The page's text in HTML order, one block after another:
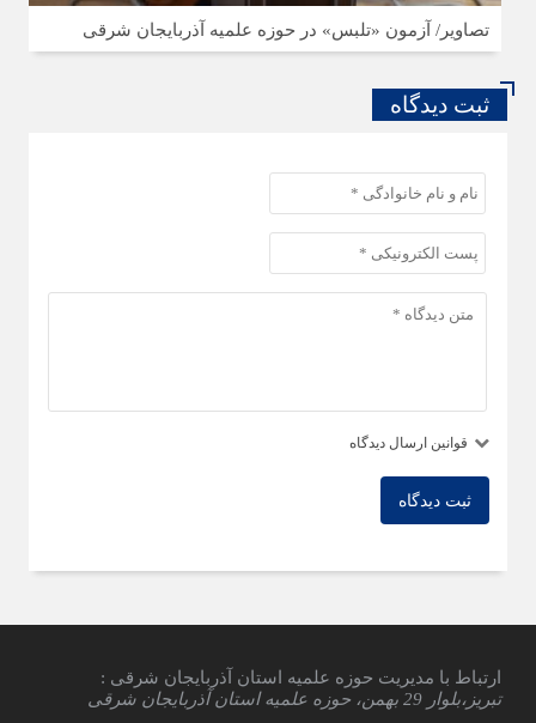
تصاویر/ آزمون «تلبس» در حوزه علمیه آذربایجان شرقی
ثبت دیدگاه
قوانین ارسال دیدگاه
ثبت دیدگاه
ارتباط با مدیریت حوزه علمیه استان آذربایجان شرقی :
تبریز،بلوار 29 بهمن، حوزه علمیه استان آذربایجان شرقی